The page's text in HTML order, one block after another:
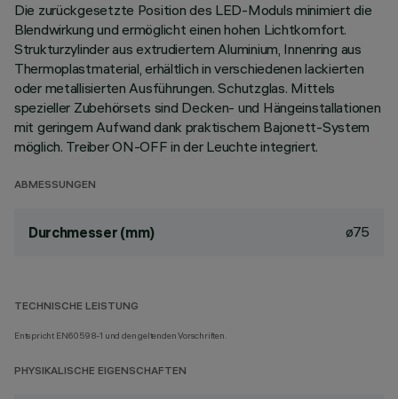
Die zurückgesetzte Position des LED-Moduls minimiert die
Blendwirkung und ermöglicht einen hohen Lichtkomfort.
Strukturzylinder aus extrudiertem Aluminium, Innenring aus
Thermoplastmaterial, erhältlich in verschiedenen lackierten
oder metallisierten Ausführungen. Schutzglas. Mittels
spezieller Zubehörsets sind Decken- und Hängeinstallationen
mit geringem Aufwand dank praktischem Bajonett-System
möglich. Treiber ON-OFF in der Leuchte integriert.
ABMESSUNGEN
Durchmesser (mm) ø75
TECHNISCHE LEISTUNG
Entspricht EN60598-1 und den geltenden Vorschriften.
PHYSIKALISCHE EIGENSCHAFTEN